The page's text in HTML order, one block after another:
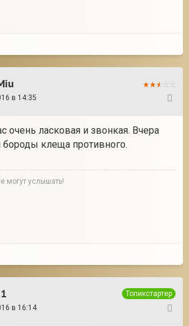
в 14:35
очень ласковая и звонкая. Вчера
бороды клеща противного.
могут услышать!
Топикстартер
в 16:14